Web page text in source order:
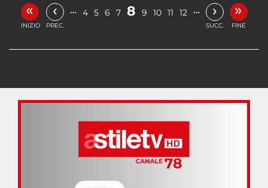
«
INIZIO
‹
PREC.
… 4 5 6 7 8 9 10 11 12 … ›
SUCC.
»
FINE